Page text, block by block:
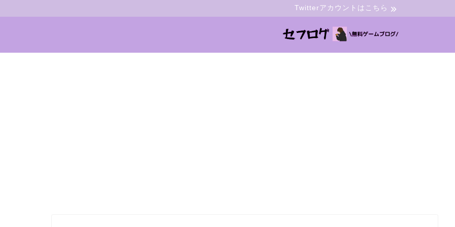
Twitterアカウントはこちら